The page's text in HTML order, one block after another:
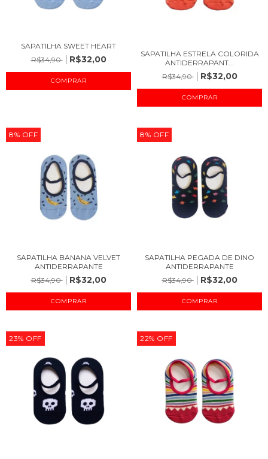
SAPATILHA SWEET HEART
R$34,90
R$32,00
COMPRAR
SAPATILHA ESTRELA COLORIDA
ANTIDERRAPANT...
R$34,90
R$32,00
COMPRAR
8% OFF
SAPATILHA BANANA VELVET
ANTIDERRAPANTE
R$34,90
R$32,00
COMPRAR
8% OFF
SAPATILHA PEGADA DE DINO
ANTIDERRAPANTE
R$34,90
R$32,00
COMPRAR
23% OFF 22% OFF